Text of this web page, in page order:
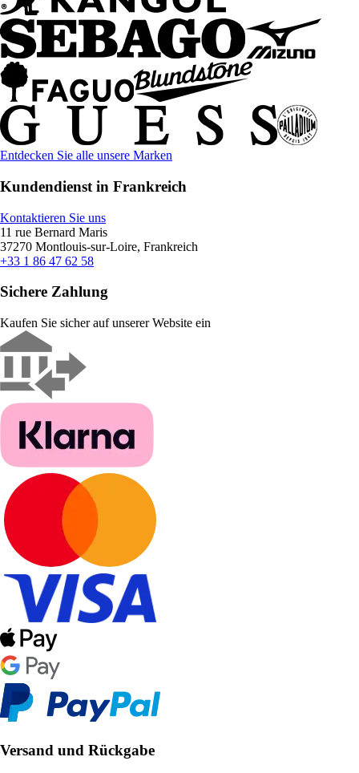
Entdecken Sie alle unsere Marken
Kundendienst in Frankreich
Kontaktieren Sie uns
11 rue Bernard Maris
37270 Montlouis-sur-Loire, Frankreich
+33 1 86 47 62 58
Sichere Zahlung
Kaufen Sie sicher auf unserer Website ein
Versand und Rückgabe